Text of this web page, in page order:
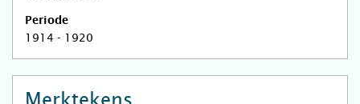
Periode
1914 - 1920